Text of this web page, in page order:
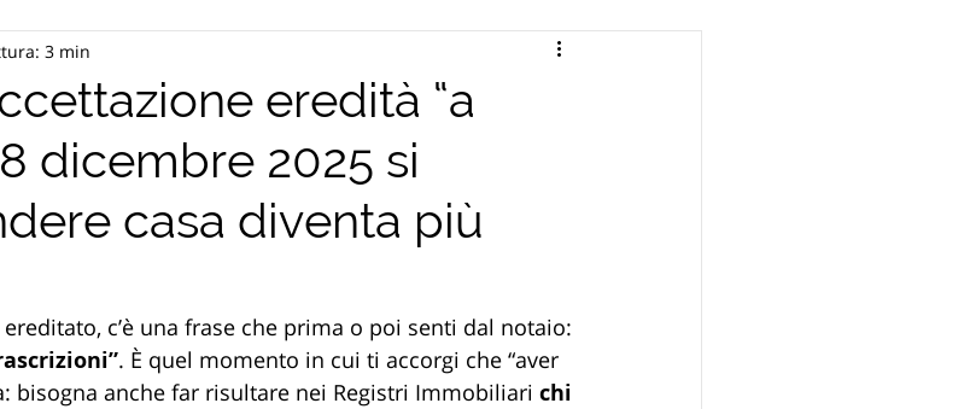
eredità “a
dicembre 2025 si
casa diventa più
3 min
c’è una frase che prima o poi senti dal notaio:
. È quel momento in cui ti accorgi che “aver
bisogna anche far risultare nei Registri Immobiliari chi